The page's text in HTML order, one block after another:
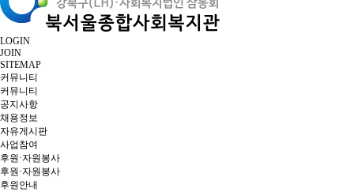
LOGIN
JOIN
SITEMAP
커뮤니티
커뮤니티
공지사항
채용정보
자유게시판
사업참여
후원·자원봉사
후원·자원봉사
후원안내